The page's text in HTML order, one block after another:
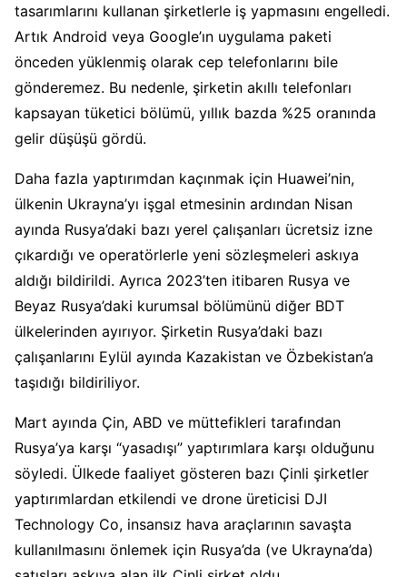
tasarımlarını kullanan şirketlerle iş yapmasını engelledi.
Artık Android veya Google’ın uygulama paketi
önceden yüklenmiş olarak cep telefonlarını bile
gönderemez. Bu nedenle, şirketin akıllı telefonları
kapsayan tüketici bölümü, yıllık bazda %25 oranında
gelir düşüşü gördü.
Daha fazla yaptırımdan kaçınmak için Huawei’nin,
ülkenin Ukrayna’yı işgal etmesinin ardından Nisan
ayında Rusya’daki bazı yerel çalışanları ücretsiz izne
çıkardığı ve operatörlerle yeni sözleşmeleri askıya
aldığı bildirildi. Ayrıca 2023’ten itibaren Rusya ve
Beyaz Rusya’daki kurumsal bölümünü diğer BDT
ülkelerinden ayırıyor. Şirketin Rusya’daki bazı
çalışanlarını Eylül ayında Kazakistan ve Özbekistan’a
taşıdığı bildiriliyor.
Mart ayında Çin, ABD ve müttefikleri tarafından
Rusya’ya karşı “yasadışı” yaptırımlara karşı olduğunu
söyledi. Ülkede faaliyet gösteren bazı Çinli şirketler
yaptırımlardan etkilendi ve drone üreticisi DJI
Technology Co, insansız hava araçlarının savaşta
kullanılmasını önlemek için Rusya’da (ve Ukrayna’da)